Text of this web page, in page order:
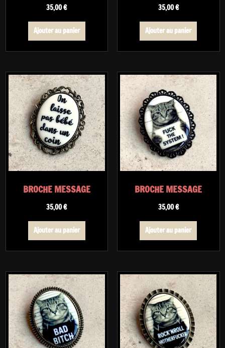
35,00€
Ajouter au panier
35,00€
Ajouter au panier
BROCHE MESSAGE
35,00€
Ajouter au panier
BROCHE MESSAGE
35,00€
Ajouter au panier